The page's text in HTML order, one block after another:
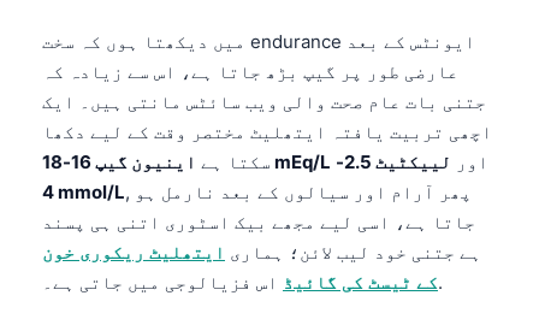
میں دیکھتا ہوں کہ سخت endurance ایونٹس کے بعد
عارضی طور پر گیپ بڑھ جاتا ہے، اس سے زیادہ کہ
جتنی بات عام صحت والی ویب سائٹس مانتی ہیں۔ ایک
اچھی تربیت یافتہ ایتھلیٹ مختصر وقت کے لیے دکھا
سکتا ہے اینیون گیپ 16-18 mEq/L اور
لییکٹیٹ 2.5-
4 mmol/L, پھر آرام اور سیالوں کے بعد نارمل ہو
جاتا ہے، اسی لیے مجھے بیک اسٹوری اتنی ہی پسند
ہے جتنی خود لیب لائن؛ ہماری ایتھلیٹ ریکوری خون
کے ٹیسٹ کی گائیڈاس فزیالوجی میں جاتی ہے۔.